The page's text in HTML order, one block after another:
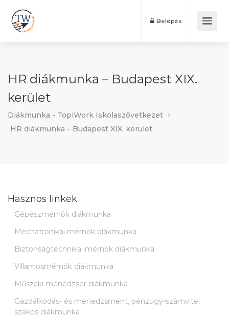
Belépés
HR diákmunka – Budapest XIX.
kerület
Diákmunka - TopiWork Iskolaszövetkezet
HR diákmunka – Budapest XIX. kerület
Hasznos linkek
Gépészmérnök diákmunka
Mechatronikai mérnök diákmunka
Biztonságtechnikai mérnök diákmunka
Villamosmérnök diákmunka
Műszaki menedzser diákmunka
Gazdálkodás- és menedzsment, pénzügy-számvitel
szakos diákmunka